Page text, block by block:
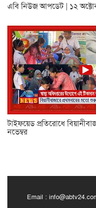
এবি নিউজ আপডেট | ১২
টাইফয়েড প্রতিরোধে
নভেম্বর
Email :